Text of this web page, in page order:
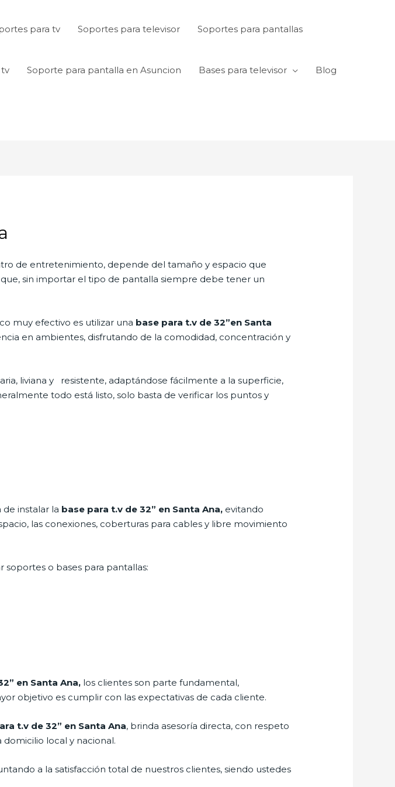
para tv Soportes para televisor Soportes para pantallas
Soporte para pantalla en Asuncion Bases para televisor Blog
de entretenimiento, depende del tamaño y espacio que
sin importar el tipo de pantalla siempre debe tener un
muy efectivo es utilizar una base para t.v de 32”en Santa
en ambientes, disfrutando de la comodidad, concentración y
liviana y resistente, adaptándose fácilmente a la superficie,
todo está listo, solo basta de verificar los puntos y
instalar la base para t.v de 32” en Santa Ana, evitando
las conexiones, coberturas para cables y libre movimiento
o bases para pantallas:
en Santa Ana, los clientes son parte fundamental,
objetivo es cumplir con las expectativas de cada cliente.
t.v de 32” en Santa Ana, brinda asesoría directa, con respeto
local y nacional.
a la satisfacción total de nuestros clientes, siendo ustedes